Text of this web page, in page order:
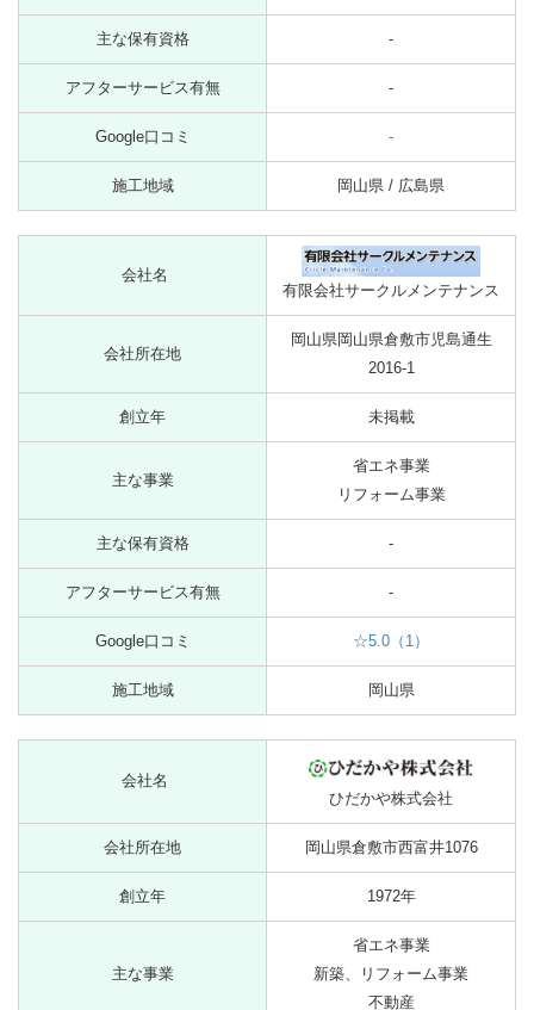
主な保有資格 -
アフターサービス有無 -
Google口コミ -
施工地域 岡山県 / 広島県
会社名
有限会社サークルメンテナンス
会社所在地
岡山県岡山県倉敷市児島通生
2016-1
創立年 未掲載
主な事業
省エネ事業
リフォーム事業
主な保有資格 -
アフターサービス有無 -
Google口コミ ☆5.0（1）
施工地域 岡山県
会社名
ひだかや株式会社
会社所在地 岡山県倉敷市西富井1076
創立年 1972年
主な事業
省エネ事業
新築、リフォーム事業
不動産